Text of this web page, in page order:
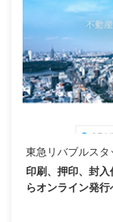
東急リバブルスタ
印刷、押印、封
らオンライン発